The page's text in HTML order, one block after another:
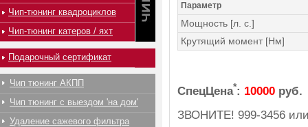
Параметр
Мощность [л. с.]
Крутящий момент [Нм]
СпецЦена*: 10000 руб.
ЗВОНИТЕ! 999-3456
Чип-тюнинг квадроциклов
Чип-тюнинг катеров / яхт
Подарочный сертификат
Чип тюнинг АКПП
Чип тюнинг с выездом 'на дом'
Удаление сажевого фильтра